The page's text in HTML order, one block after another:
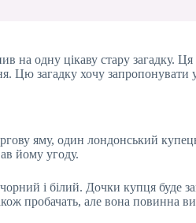
на одну цікаву стару загадку.
Цю загадку хочу запропонувати
яму, один лондонський
йому угоду.
і білий. Дочки купця буде
пробачать, але вона повинна